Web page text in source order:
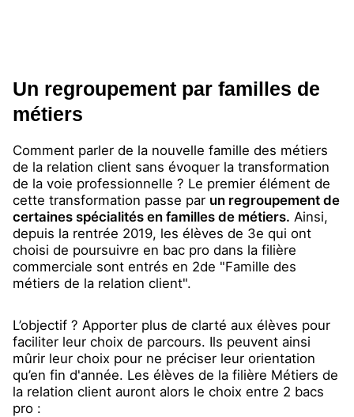
Un regroupement par familles de
métiers
Comment parler de la nouvelle famille des métiers
de la relation client sans évoquer la transformation
de la voie professionnelle ? Le premier élément de
cette transformation passe par un regroupement de
certaines spécialités en familles de métiers. Ainsi,
depuis la rentrée 2019, les élèves de 3e qui ont
choisi de poursuivre en bac pro dans la filière
commerciale sont entrés en 2de "Famille des
métiers de la relation client".
L’objectif ? Apporter plus de clarté aux élèves pour
faciliter leur choix de parcours. Ils peuvent ainsi
mûrir leur choix pour ne préciser leur orientation
qu’en fin d'année. Les élèves de la filière Métiers de
la relation client auront alors le choix entre 2 bacs
pro :